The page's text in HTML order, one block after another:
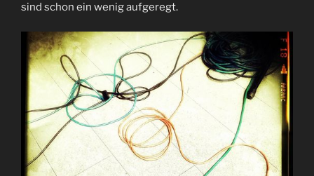
sind schon ein wenig aufgeregt.